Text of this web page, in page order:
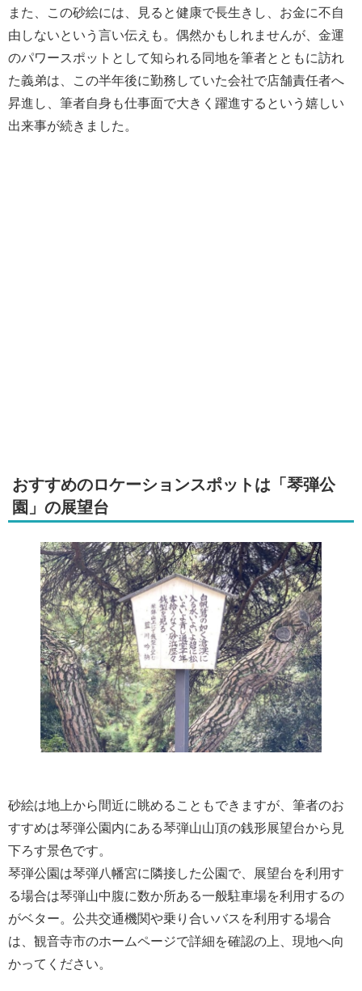
また、この砂絵には、見ると健康で長生きし、お金に不自
由しないという言い伝えも。偶然かもしれませんが、金運
のパワースポットとして知られる同地を筆者とともに訪れ
た義弟は、この半年後に勤務していた会社で店舗責任者へ
昇進し、筆者自身も仕事面で大きく躍進するという嬉しい
出来事が続きました。
おすすめのロケーションスポットは「琴弾公
園」の展望台
砂絵は地上から間近に眺めることもできますが、筆者のお
すすめは琴弾公園内にある琴弾山山頂の銭形展望台から見
下ろす景色です。
琴弾公園は琴弾八幡宮に隣接した公園で、展望台を利用す
る場合は琴弾山中腹に数か所ある一般駐車場を利用するの
がベター。公共交通機関や乗り合いバスを利用する場合
は、観音寺市のホームページで詳細を確認の上、現地へ向
かってください。